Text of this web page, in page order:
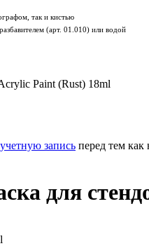
так и кистью
(арт. 01.010) или водой
Paint (Rust) 18ml
запись перед тем как
для